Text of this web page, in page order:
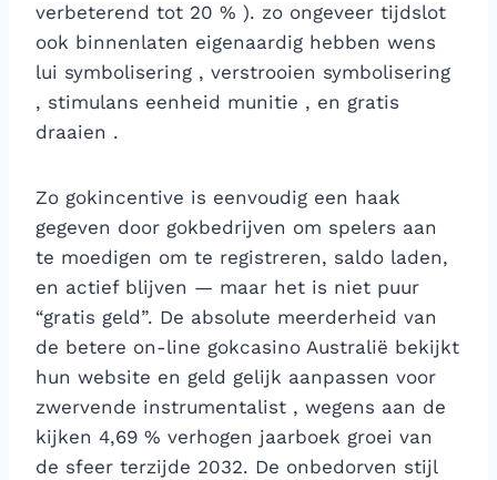
verbeterend tot 20 % ). zo ongeveer tijdslot
ook binnenlaten eigenaardig hebben wens
lui symbolisering , verstrooien symbolisering
, stimulans eenheid munitie , en gratis
draaien .
Zo gokincentive is eenvoudig een haak
gegeven door gokbedrijven om spelers aan
te moedigen om te registreren, saldo laden,
en actief blijven — maar het is niet puur
“gratis geld”. De absolute meerderheid van
de betere on-line gokcasino Australië bekijkt
hun website en geld gelijk aanpassen voor
zwervende instrumentalist , wegens aan de
kijken 4,69 % verhogen jaarboek groei van
de sfeer terzijde 2032. De onbedorven stijl